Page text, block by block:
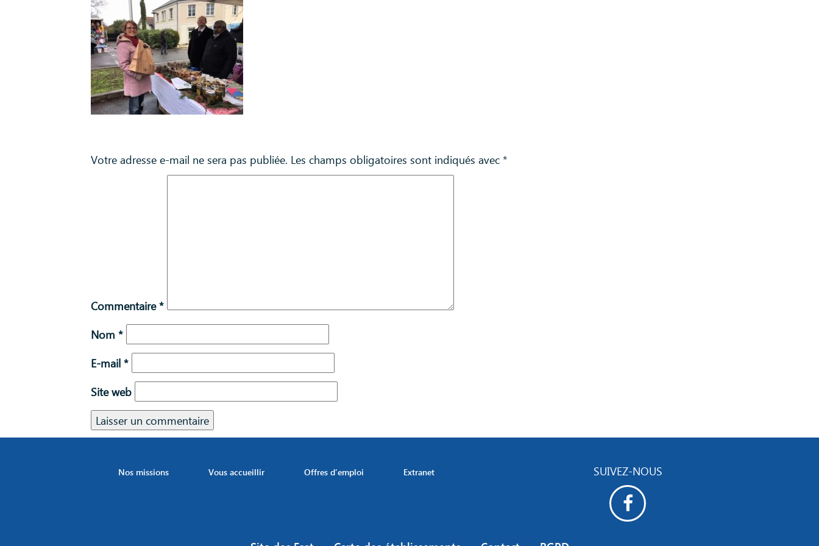
Votre adresse e-mail ne sera pas publiée. Les champs obligatoires sont indiqués avec*
Commentaire*
Nom*
E-mail*
Site web
Nos missions Vous accueillir Offres d’emploi Extranet SUIVEZ-NOUS